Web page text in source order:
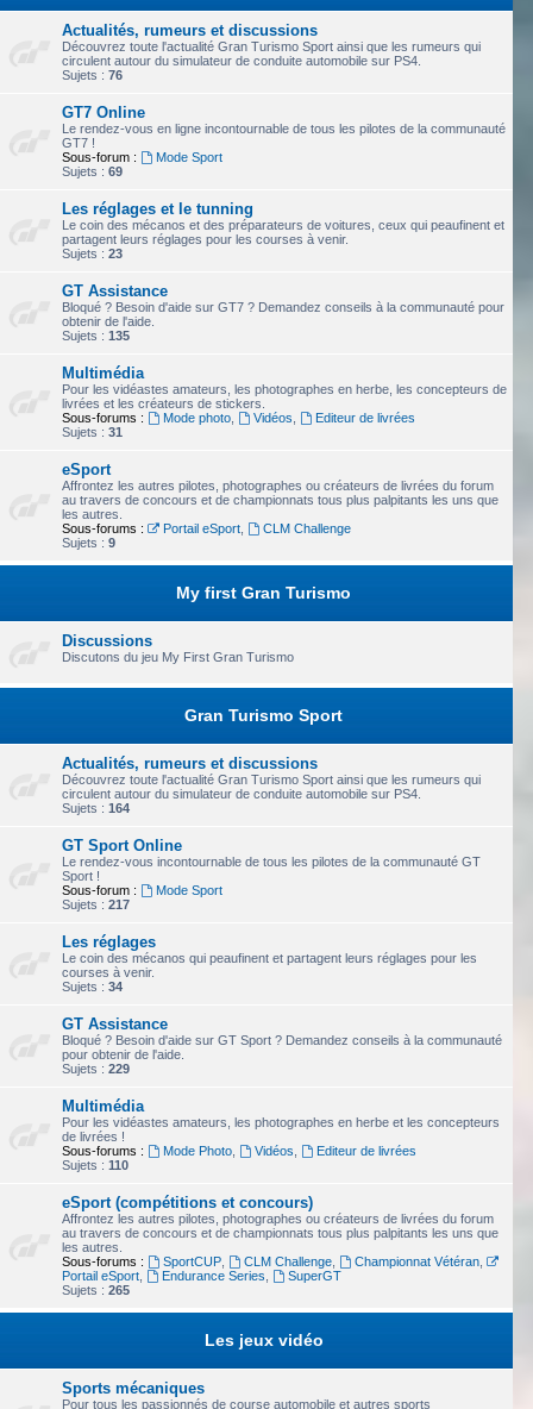
Actualités, rumeurs et discussions
Découvrez toute l'actualité Gran Turismo Sport ainsi que les rumeurs qui
circulent autour du simulateur de conduite automobile sur PS4.
Sujets : 76
GT7 Online
Le rendez-vous en ligne incontournable de tous les pilotes de la communauté
GT7 !
Sous-forum :
Mode Sport
Sujets : 69
Les réglages et le tunning
Le coin des mécanos et des préparateurs de voitures, ceux qui peaufinent et
partagent leurs réglages pour les courses à venir.
Sujets : 23
GT Assistance
Bloqué ? Besoin d'aide sur GT7 ? Demandez conseils à la communauté pour
obtenir de l'aide.
Sujets : 135
Multimédia
Pour les vidéastes amateurs, les photographes en herbe, les concepteurs de
livrées et les créateurs de stickers.
Sous-forums :
Mode photo, Vidéos
Editeur de livrées
Sujets : 31
eSport
Affrontez les autres pilotes, photographes ou créateurs de livrées du forum
au travers de concours et de championnats tous plus palpitants les uns que
les autres.
Sous-forums :
Portail eSport,
CLM Challenge
Sujets : 9
My first Gran Turismo
Discussions
Discutons du jeu My First Gran Turismo
Gran Turismo Sport
Actualités, rumeurs et discussions
Découvrez toute l'actualité Gran Turismo Sport ainsi que les rumeurs qui
circulent autour du simulateur de conduite automobile sur PS4.
Sujets : 164
GT Sport Online
Le rendez-vous incontournable de tous les pilotes de la communauté GT
Sport !
Sous-forum :
Mode Sport
Sujets : 217
Les réglages
Le coin des mécanos qui peaufinent et partagent leurs réglages pour les
courses à venir.
Sujets : 34
GT Assistance
Bloqué ? Besoin d'aide sur GT Sport ? Demandez conseils à la communauté
pour obtenir de l'aide.
Sujets : 229
Multimédia
Pour les vidéastes amateurs, les photographes en herbe et les concepteurs
de livrées !
Sous-forums :
Mode Photo, Vidéos
Editeur de livrées
Sujets : 110
eSport (compétitions et concours)
Affrontez les autres pilotes, photographes ou créateurs de livrées du forum
au travers de concours et de championnats tous plus palpitants les uns que
les autres.
Sous-forums :
SportCUP, CLM Challenge, Championnat Vétéran,
Portail eSport
Endurance Series
SuperGT
Sujets : 265
Les jeux vidéo
Sports mécaniques
Pour tous les passionnés de course automobile et autres sports